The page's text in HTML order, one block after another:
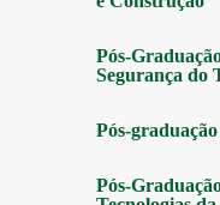
Pós-
Segurança do
Pós-
Pós-